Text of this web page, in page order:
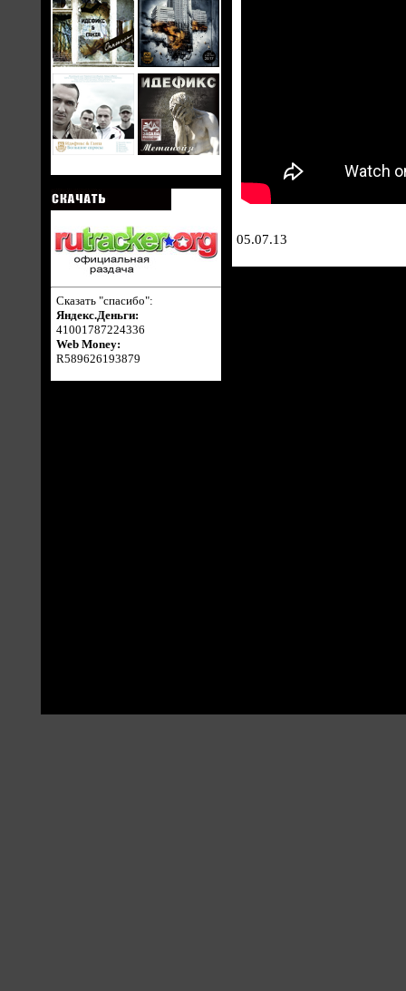
Сказать "спасибо":
Яндекс.Деньги:
41001787224336
Web Money:
R589626193879
05.07.13